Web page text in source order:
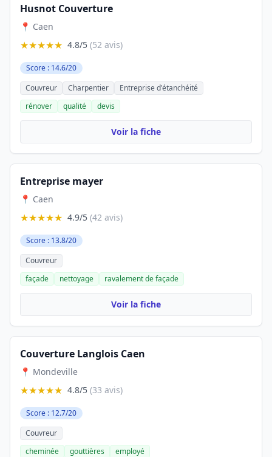
Husnot Couverture
📍 Caen
★★★★★ 4.8/5 (52 avis)
Score : 14.6/20
Couvreur
Charpentier
Entreprise d'étanchéité
rénover
qualité devis
Voir la fiche
Entreprise mayer
📍 Caen
★★★★★ 4.9/5 (42 avis)
Score : 13.8/20
Couvreur
façade
nettoyage ravalement de façade
Voir la fiche
Couverture Langlois Caen
📍 Mondeville
★★★★★ 4.8/5 (33 avis)
Score : 12.7/20
Couvreur
cheminée
gouttières employé